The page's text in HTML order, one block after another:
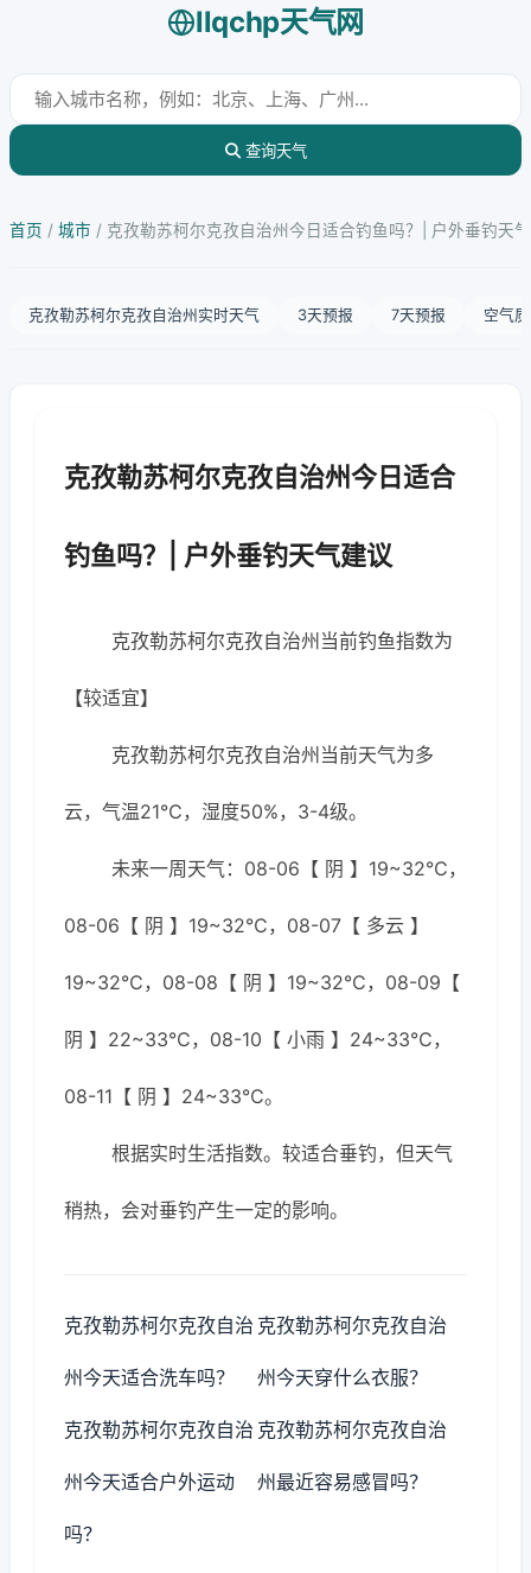
llqchp天气网
查询天气
首页 / 城市 / 克孜勒苏柯尔克孜自治州今日适合钓鱼吗？| 户外垂钓天
克孜勒苏柯尔克孜自治州实时天气 3天预报 7天预报 空气
克孜勒苏柯尔克孜自治州今日适合
钓鱼吗？| 户外垂钓天气建议
克孜勒苏柯尔克孜自治州当前钓鱼指数为
【较适宜】
克孜勒苏柯尔克孜自治州当前天气为多
云，气温21℃，湿度50%，3-4级。
未来一周天气：08-06【 阴 】19~32℃，
08-06【 阴 】19~32℃，08-07【 多云 】
19~32℃，08-08【 阴 】19~32℃，08-09【
阴 】22~33℃，08-10【 小雨 】24~33℃，
08-11【 阴 】24~33℃。
根据实时生活指数。较适合垂钓，但天气
稍热，会对垂钓产生一定的影响。
克孜勒苏柯尔克孜自治
州今天适合洗车吗？
克孜勒苏柯尔克孜自治
州今天穿什么衣服？
克孜勒苏柯尔克孜自治
州今天适合户外运动
吗？
克孜勒苏柯尔克孜自治
州最近容易感冒吗？